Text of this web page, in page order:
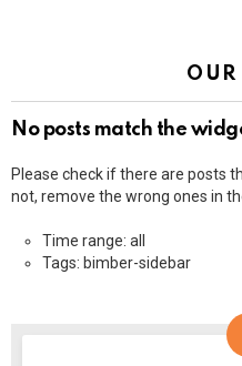
OUR
No posts match the
Please check if there are posts
not, remove the wrong ones in
Time range: all
Tags: bimber-sidebar